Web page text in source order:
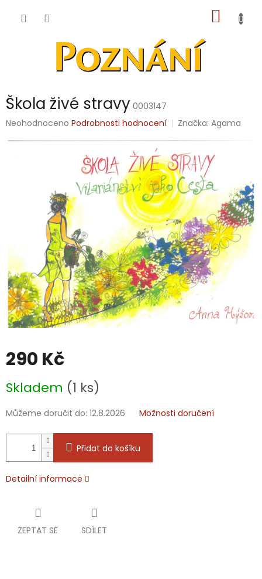
KOŠÍK
Škola živé stravy 0003147
Průměrné
produktu
Neohodnoceno Podrobnosti hodnocení Značka:Agama
290 Kč
cena:
Skladem (1 ks)
Můžeme doručit do: 12.8.2026 Možnosti doručení
Přidat do košíku
Detailní informace
ZEPTAT SE SDÍLET